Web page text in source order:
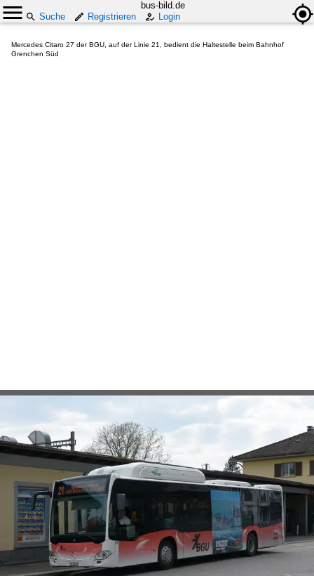
bus-bild.de
Suche
Registrieren Login
Mercedes Citaro 27 der BGU, auf der Linie 21, bedient die Haltestelle beim Bahnhof
Grenchen Süd